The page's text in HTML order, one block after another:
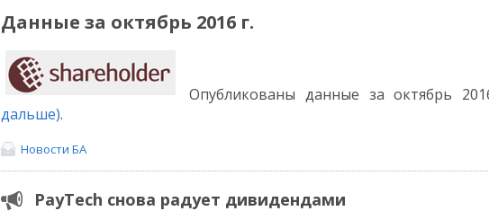
Данные за октябрь 2016 г.
Опубликованы данные за октябрь
дальше).
Новости БА
PayTech снова радует дивидендами